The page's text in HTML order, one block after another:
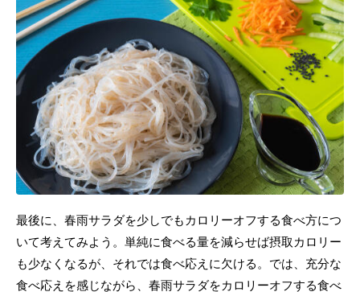
最後に、春雨サラダを少しでもカロリーオフする食べ方につ
いて考えてみよう。単純に食べる量を減らせば摂取カロリー
も少なくなるが、それでは食べ応えに欠ける。では、充分な
食べ応えを感じながら、春雨サラダをカロリーオフする食べ